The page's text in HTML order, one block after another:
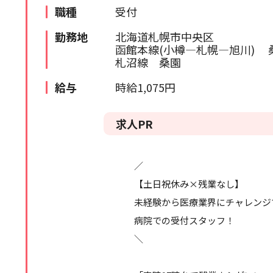
北海道全域
道外
職種
受付
勤務地
北海道札幌市中央区
函館本線(小樽―札幌―旭川)
札沼線 桑園
給与
時給1,075円
求人PR
／
【土日祝休み×残業なし】
未経験から医療業界にチャレン
病院での受付スタッフ！
＼